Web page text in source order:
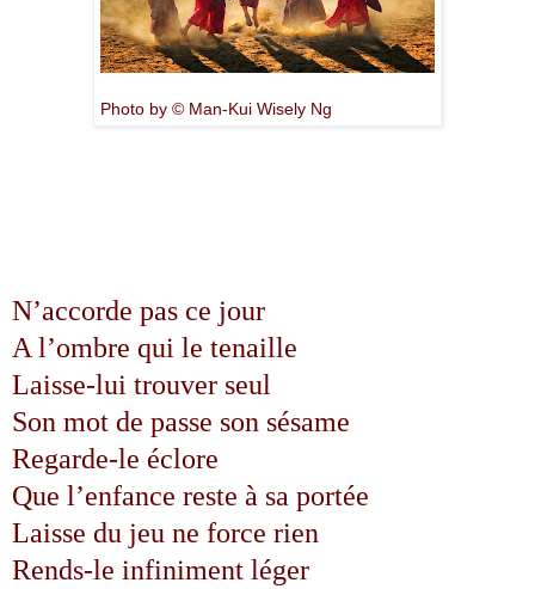
Photo by © Man-Kui Wisely Ng
N’accorde pas ce jour
A l’ombre qui le tenaille
Laisse-lui trouver seul
Son mot de passe son sésame
Regarde-le éclore
Que l’enfance reste à sa portée
Laisse du jeu ne force rien
Rends-le infiniment léger